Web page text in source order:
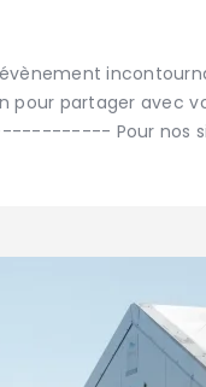
pour partager avec
Pour nos si